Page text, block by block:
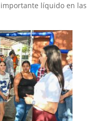
líquido en las